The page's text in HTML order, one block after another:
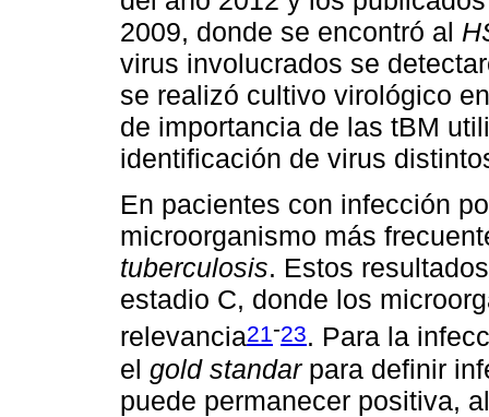
2009, donde se encontró al
virus involucrados se
se realizó cultivo virológico
de importancia de las tBM
identificación de virus
En pacientes con infección
microorganismo más
tuberculosis. Estos
estadio C, donde los
relevancia21 -23. Para la
el gold standarpara definir
puede permanecer positiva,